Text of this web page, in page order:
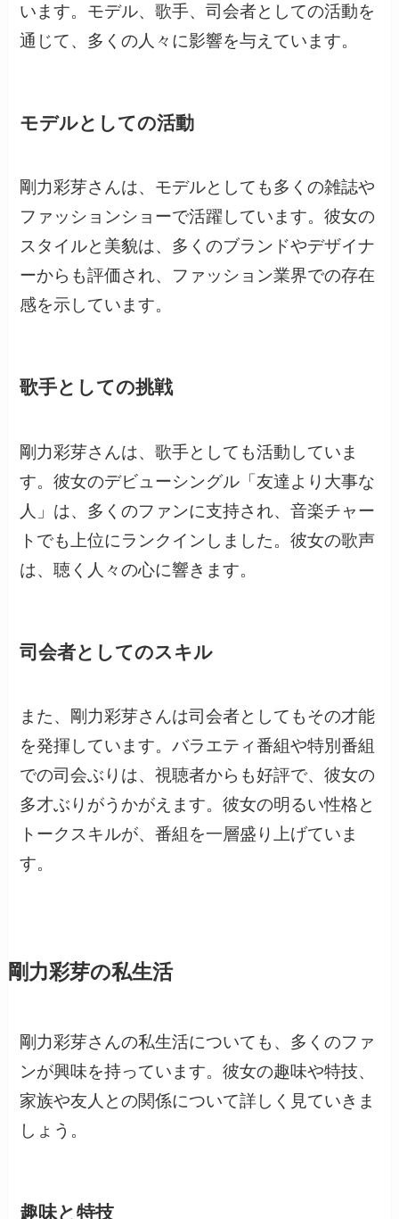
います。モデル、歌手、司会者としての活動を
通じて、多くの人々に影響を与えています。
モデルとしての活動
剛力彩芽さんは、モデルとしても多くの雑誌や
ファッションショーで活躍しています。彼女の
スタイルと美貌は、多くのブランドやデザイナ
ーからも評価され、ファッション業界での存在
感を示しています。
歌手としての挑戦
剛力彩芽さんは、歌手としても活動していま
す。彼女のデビューシングル「友達より大事な
人」は、多くのファンに支持され、音楽チャー
トでも上位にランクインしました。彼女の歌声
は、聴く人々の心に響きます。
司会者としてのスキル
また、剛力彩芽さんは司会者としてもその才能
を発揮しています。バラエティ番組や特別番組
での司会ぶりは、視聴者からも好評で、彼女の
多才ぶりがうかがえます。彼女の明るい性格と
トークスキルが、番組を一層盛り上げていま
す。
剛力彩芽の私生活
剛力彩芽さんの私生活についても、多くのファ
ンが興味を持っています。彼女の趣味や特技、
家族や友人との関係について詳しく見ていきま
しょう。
趣味と特技